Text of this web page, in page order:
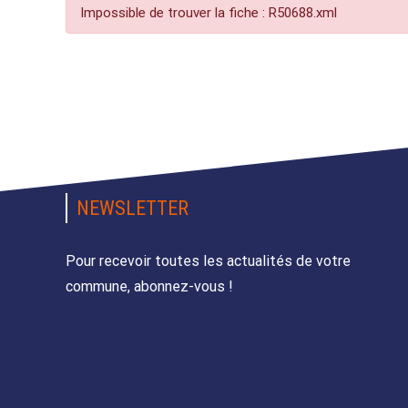
Impossible de trouver la fiche : R50688.xml
NEWSLETTER
Pour recevoir toutes les actualités de votre
commune, abonnez-vous !